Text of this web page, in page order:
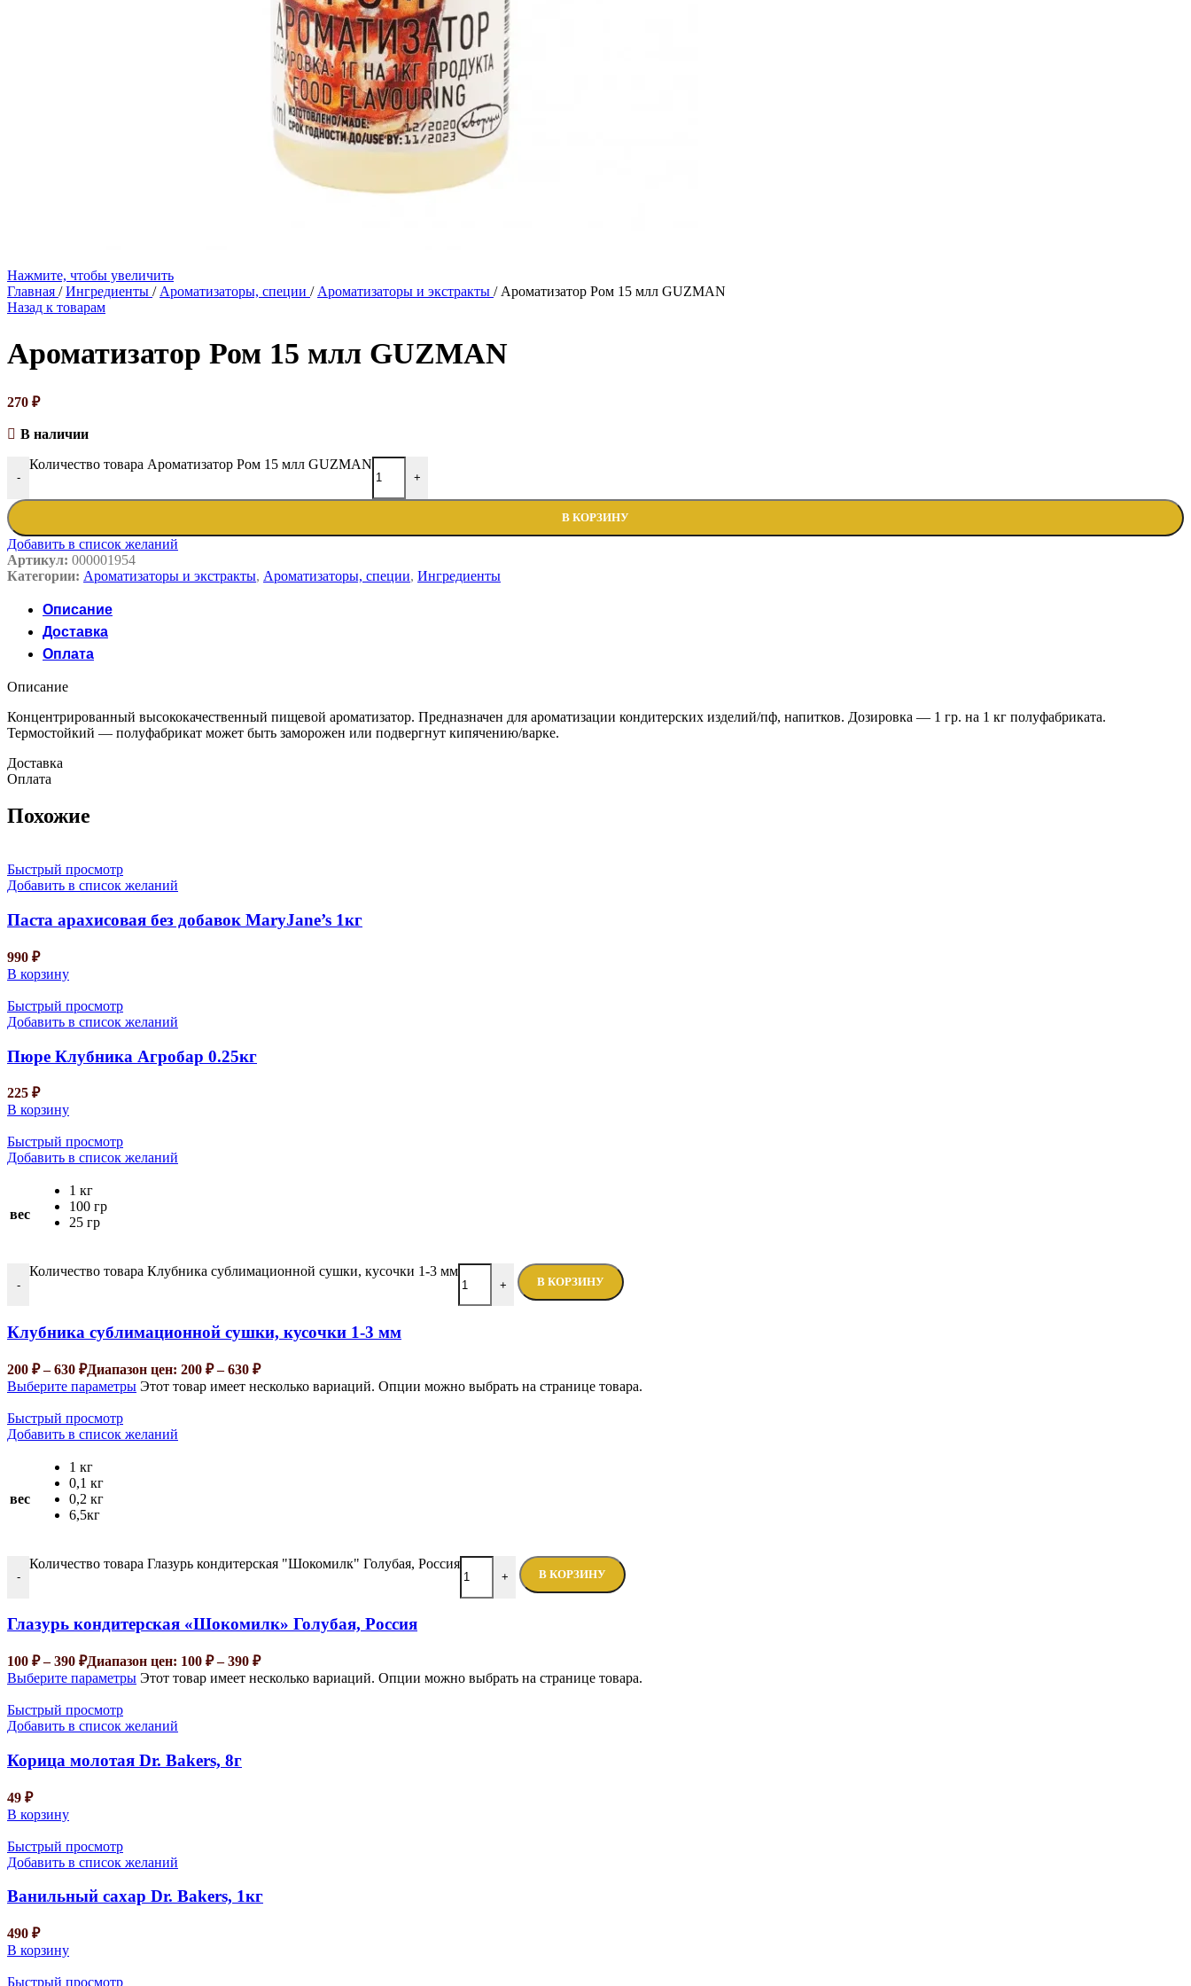
Нажмите, чтобы увеличить
Главная / Ингредиенты / Ароматизаторы, специи / Ароматизаторы и экстракты / Ароматизатор Ром 15 млл GUZMAN
Назад к товарам
Ароматизатор Ром 15 млл GUZMAN
270 ₽
В наличии
-
Количество товара Ароматизатор Ром 15 млл GUZMAN
+
В КОРЗИНУ
Добавить в список желаний
Артикул: 000001954
Категории: Ароматизаторы и экстракты, Ароматизаторы, специи, Ингредиенты
Описание
Доставка
Оплата
Описание
Концентрированный высококачественный пищевой ароматизатор. Предназначен для ароматизации кондитерских изделий/пф, напитков. Дозировка — 1 гр. на 1 кг полуфабриката.
Термостойкий — полуфабрикат может быть заморожен или подвергнут кипячению/варке.
Доставка
Оплата
Похожие
Быстрый просмотр
Добавить в список желаний
Паста арахисовая без добавок MaryJane’s 1кг
990 ₽
В корзину
Быстрый просмотр
Добавить в список желаний
Пюре Клубника Агробар 0.25кг
225 ₽
В корзину
Быстрый просмотр
Добавить в список желаний
вес
1 кг
100 гр
25 гр
-
Количество товара Клубника сублимационной сушки, кусочки 1-3 мм
+ В КОРЗИНУ
Клубника сублимационной сушки, кусочки 1-3 мм
200 ₽ – 630 ₽Диапазон цен: 200 ₽ – 630 ₽
Выберите параметры Этот товар имеет несколько вариаций. Опции можно выбрать на странице товара.
Быстрый просмотр
Добавить в список желаний
вес
1 кг
0,1 кг
0,2 кг
6,5кг
-
Количество товара Глазурь кондитерская "Шокомилк" Голубая, Россия
+ В КОРЗИНУ
Глазурь кондитерская «Шокомилк» Голубая, Россия
100 ₽ – 390 ₽Диапазон цен: 100 ₽ – 390 ₽
Выберите параметры Этот товар имеет несколько вариаций. Опции можно выбрать на странице товара.
Быстрый просмотр
Добавить в список желаний
Корица молотая Dr. Bakers, 8г
49 ₽
В корзину
Быстрый просмотр
Добавить в список желаний
Ванильный сахар Dr. Bakers, 1кг
490 ₽
В корзину
Быстрый просмотр